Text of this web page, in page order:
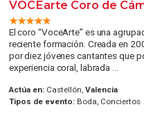
VOCEarte Coro de
El coro “VoceArte” es una
reciente formación. Creada en
por diez jóvenes cantantes que
experiencia coral, labrada ...
Actúa en:Castellón, Valencia
Tipos de evento:Boda, Conciertos